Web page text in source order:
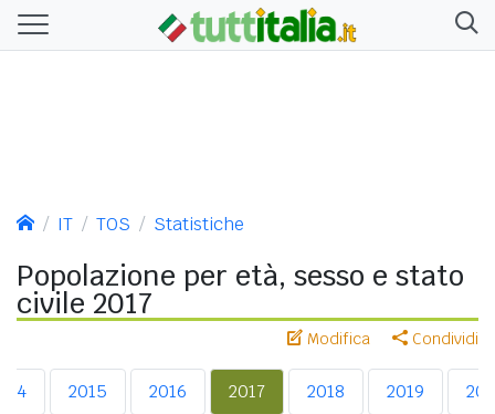
IT TOS Statistiche
Popolazione per età, sesso e stato
civile 2017
Modifica Condividi
2015 2016 2017 2018 2019